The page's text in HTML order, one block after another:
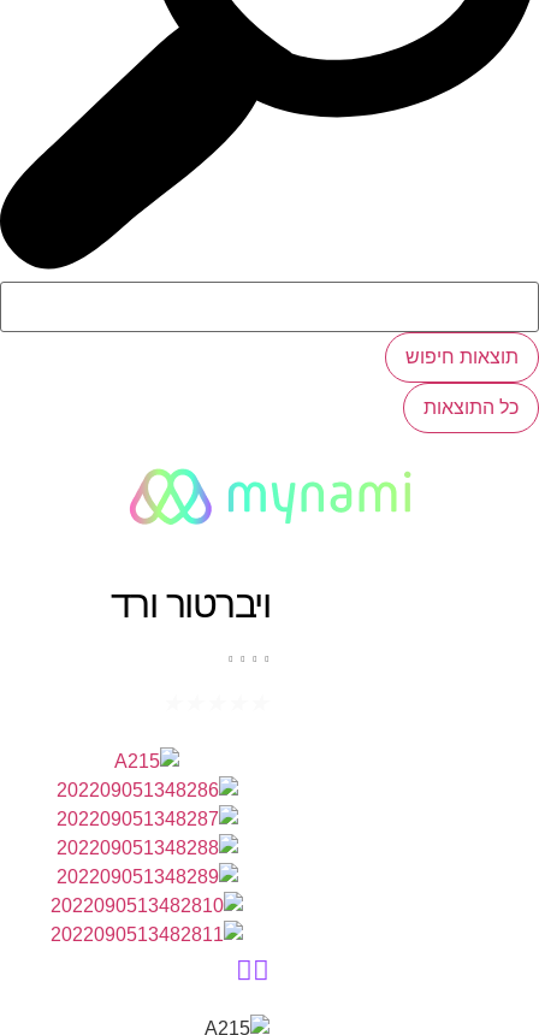
תוצאות חיפוש
כל התוצאות
ויברטור ורד